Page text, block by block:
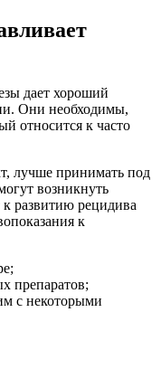
дает хороший
Они необходимы,
относится к часто
лучше принимать под
возникнуть
к развитию рецидива
к
препаратов;
с некоторыми